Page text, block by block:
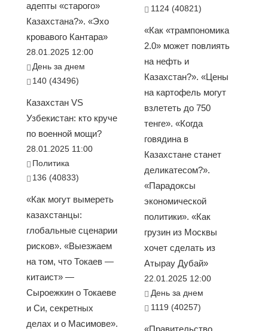
адепты «старого»
Казахстана?». «Эхо
кровавого Кантара»
28.01.2025 12:00
День за днем
140 (43496)
Казахстан VS
Узбекистан: кто круче
по военной мощи?
28.01.2025 11:00
Политика
136 (40833)
«Как могут вымереть
казахстанцы:
глобальные сценарии
рисков». «Выезжаем
на том, что Токаев —
китаист» —
Сыроежкин о Токаеве
и Си, секретных
делах и о Масимове».
1124 (40821)
«Как «трампономика
2.0» может повлиять
на нефть и
Казахстан?». «Цены
на картофель могут
взлететь до 750
тенге». «Когда
говядина в
Казахстане станет
деликатесом?».
«Парадоксы
экономической
политики». «Как
грузин из Москвы
хочет сделать из
Атырау Дубай»
22.01.2025 12:00
День за днем
1119 (40257)